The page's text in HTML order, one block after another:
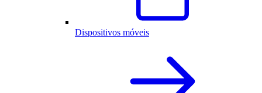
Dispositivos móveis